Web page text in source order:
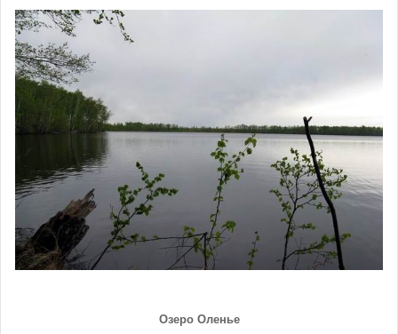
Озеро Оленье